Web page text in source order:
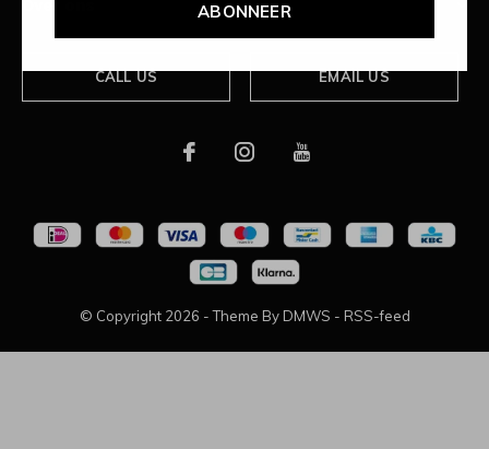
ABONNEER
CALL US EMAIL US
© Copyright 2026 - Theme By DMWS - RSS-feed